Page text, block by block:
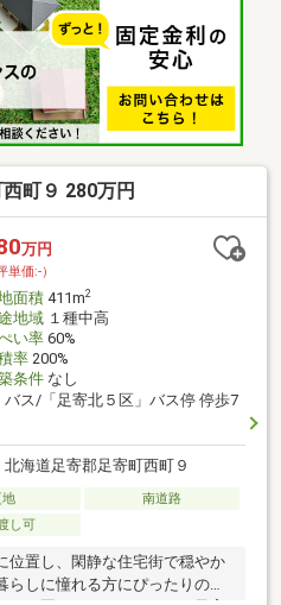
町９ 280万円
万円
単価:-）
面積411m2
地域１種中高
い率60%
率200%
条件なし
バス/「足寄北５区」バス停 停歩7
北海道足寄郡足寄町西町９
地
南道路
し可
位置し、閑静な住宅街で穏やか
しに憧れる方にぴったりの環